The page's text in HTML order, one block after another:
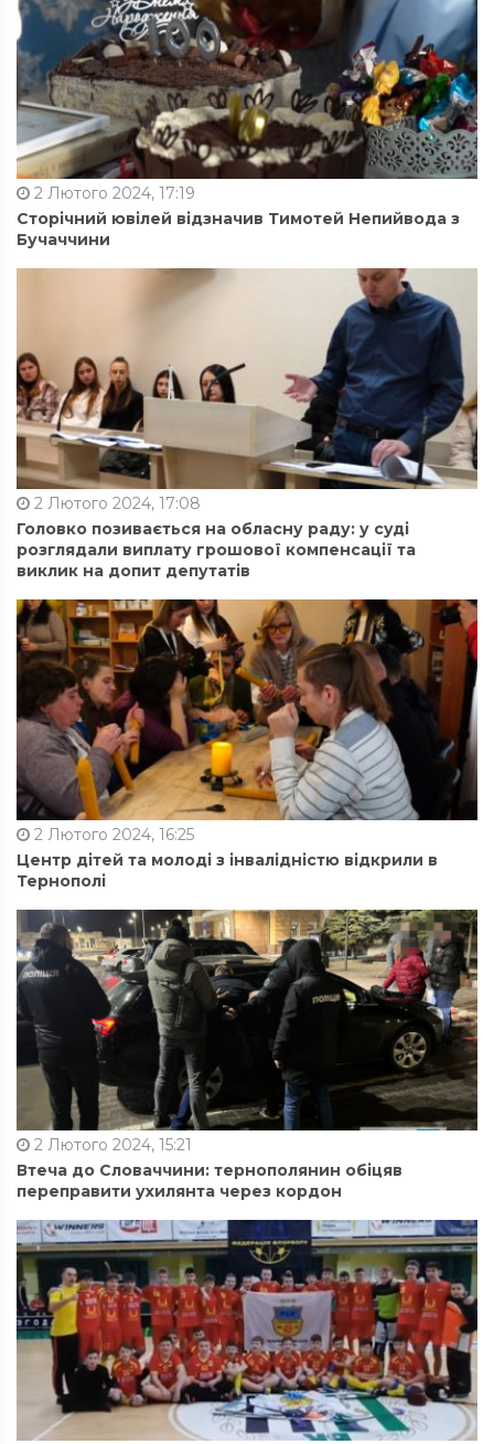
2 Лютого 2024, 17:19
Сторічний ювілей відзначив Тимотей Непийвода з
Бучаччини
2 Лютого 2024, 17:08
Головко позивається на обласну раду: у суді
розглядали виплату грошової компенсації та
виклик на допит депутатів
2 Лютого 2024, 16:25
Центр дітей та молоді з інвалідністю відкрили в
Тернополі
2 Лютого 2024, 15:21
Втеча до Словаччини: тернополянин обіцяв
переправити ухилянта через кордон